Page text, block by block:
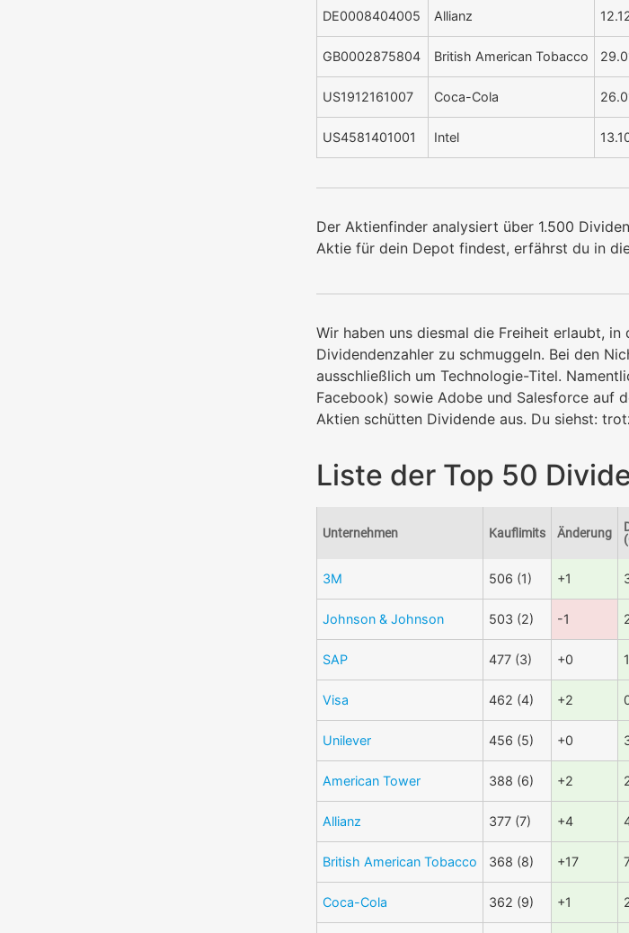
DE0008404005 Allianz
GB0002875804 British American Tobacco
US1912161007 Coca-Cola
US4581401001 Intel
Der Aktienfinder analysiert über 1.500
Aktie für dein Depot findest, erfährst du in
Wir haben uns diesmal die Freiheit erlaubt,
Dividendenzahler zu schmuggeln. Bei den
ausschließlich um Technologie-Titel.
Facebook) sowie Adobe und Salesforce auf
Aktien schütten Dividende aus. Du siehst:
Liste der Top 50
Unternehmen Kauflimits Änderung
3M 506 (1) +1
Johnson & Johnson 503 (2) -1
SAP 477 (3) +0
Visa 462 (4) +2
Unilever 456 (5) +0
American Tower 388 (6) +2
Allianz 377 (7) +4
British American Tobacco 368 (8) +17
Coca-Cola 362 (9) +1